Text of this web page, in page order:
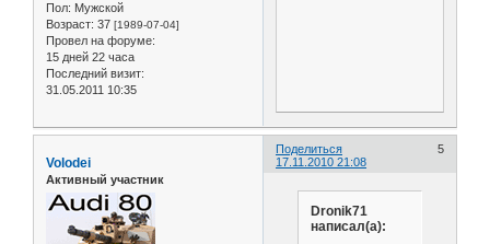
Пол: Мужской
Возраст: 37 [1989-07-04]
Провел на форуме:
15 дней 22 часа
Последний визит:
31.05.2011 10:35
Поделиться
5
17.11.2010 21:08
Volodei
Активный участник
Dronik71
написал(а):